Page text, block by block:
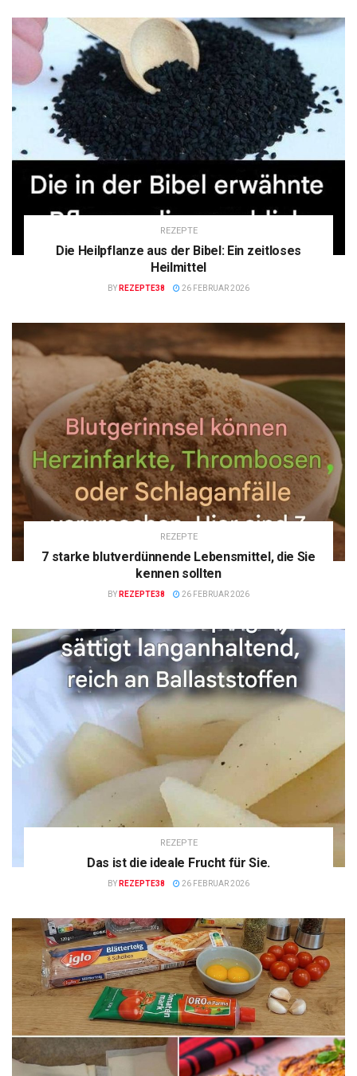
REZEPTE
Die Heilpflanze aus der Bibel: Ein zeitloses
Heilmittel
BY REZEPTE38 26 FEBRUAR 2026
REZEPTE
7 starke blutverdünnende Lebensmittel, die Sie
kennen sollten
BY REZEPTE38 26 FEBRUAR 2026
REZEPTE
Das ist die ideale Frucht für Sie.
BY REZEPTE38 26 FEBRUAR 2026